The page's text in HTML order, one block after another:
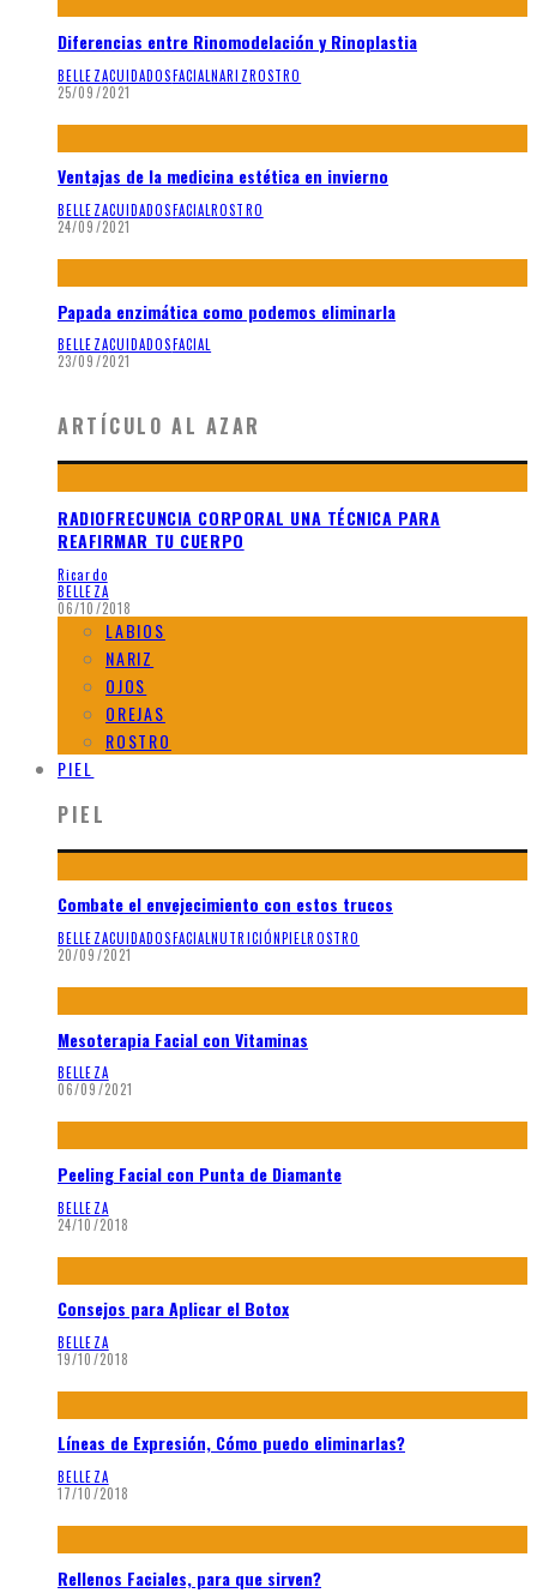
Diferencias entre Rinomodelación y Rinoplastia
BELLEZACUIDADOSFACIALNARIZROSTRO
25/09/2021
Ventajas de la medicina estética en invierno
BELLEZACUIDADOSFACIALROSTRO
24/09/2021
Papada enzimática como podemos eliminarla
BELLEZACUIDADOSFACIAL
23/09/2021
ARTÍCULO AL AZAR
RADIOFRECUNCIA CORPORAL UNA TÉCNICA PARA
REAFIRMAR TU CUERPO
Ricardo
BELLEZA
06/10/2018
LABIOS
NARIZ
OJOS
OREJAS
ROSTRO
PIEL
PIEL
Combate el envejecimiento con estos trucos
BELLEZACUIDADOSFACIALNUTRICIÓNPIELROSTRO
20/09/2021
Mesoterapia Facial con Vitaminas
BELLEZA
06/09/2021
Peeling Facial con Punta de Diamante
BELLEZA
24/10/2018
Consejos para Aplicar el Botox
BELLEZA
19/10/2018
Líneas de Expresión, Cómo puedo eliminarlas?
BELLEZA
17/10/2018
Rellenos Faciales, para que sirven?